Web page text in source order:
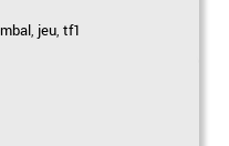
, jeu,tf1